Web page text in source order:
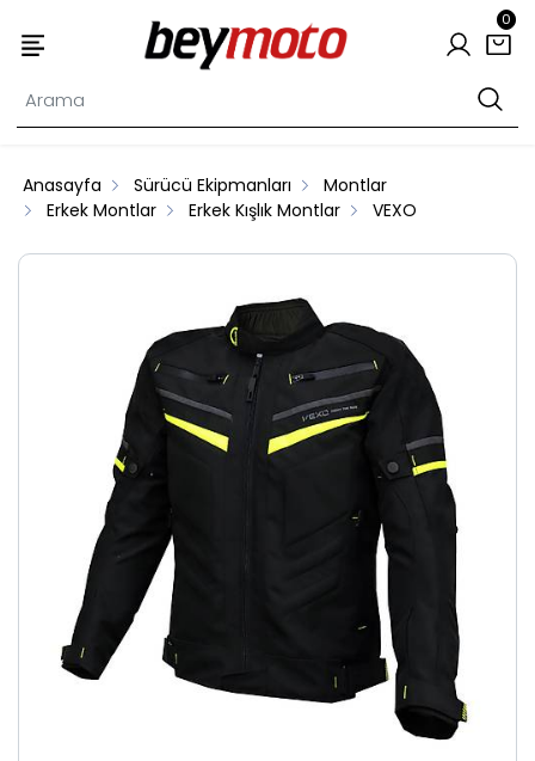
0
Anasayfa Sürücü Ekipmanları
Montlar
Erkek Montlar
Erkek Kışlık Montlar VEXO